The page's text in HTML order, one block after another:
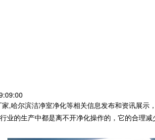
,哈尔滨洁净室净化等相关信息发布和资讯展示
业的生产中都是离不开净化操作的，它的合理